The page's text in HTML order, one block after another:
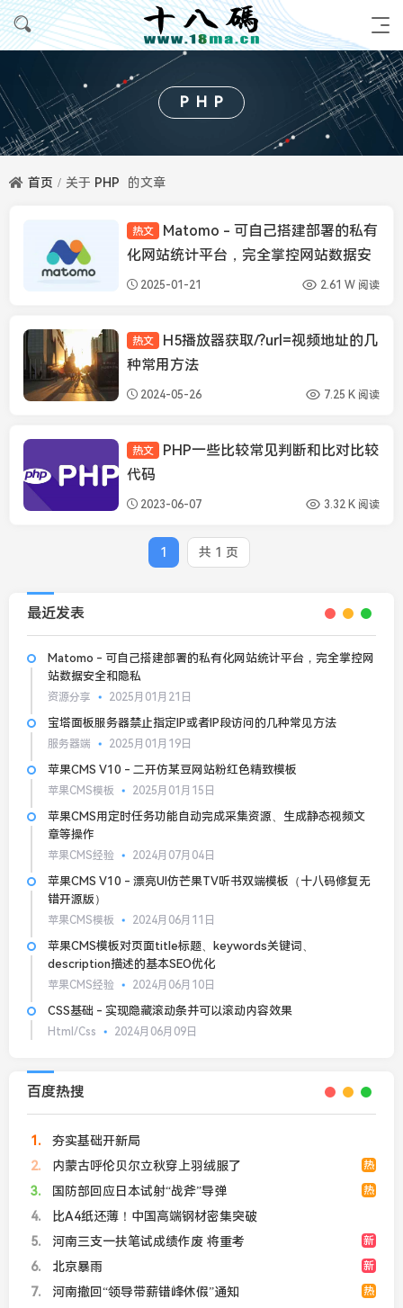
PHP
首页 关于 PHP 的文章
资源分享
热文
Matomo - 可自己搭建部署的私有
化网站统计平台，完全掌控网站数据安
全和隐私
2025-01-21 2.61 W 阅读
播放器知识
热文
H5播放器获取/?url=视频地址的几
种常用方法
2024-05-26 7.25 K 阅读
PHP知识
热文
PHP一些比较常见判断和比对比较
代码
2023-06-07 3.32 K 阅读
1 共 1 页
最近发表
Matomo - 可自己搭建部署的私有化网站统计平台，完全掌控网
站数据安全和隐私
资源分享 2025月01月21日
宝塔面板服务器禁止指定IP或者IP段访问的几种常见方法
服务器端 2025月01月19日
苹果CMS V10 - 二开仿某豆网站粉红色精致模板
苹果CMS模板 2025月01月15日
苹果CMS用定时任务功能自动完成采集资源、生成静态视频文
章等操作
苹果CMS经验 2024月07月04日
苹果CMS V10 - 漂亮UI仿芒果TV听书双端模板（十八码修复无
错开源版）
苹果CMS模板 2024月06月11日
苹果CMS模板对页面title标题、keywords关键词、
description描述的基本SEO优化
苹果CMS经验 2024月06月10日
CSS基础 - 实现隐藏滚动条并可以滚动内容效果
Html/Css 2024月06月09日
百度热搜
1
夯实基础开新局
2
热
内蒙古呼伦贝尔立秋穿上羽绒服了
3
热
国防部回应日本试射“战斧”导弹
4
比A4纸还薄！中国高端钢材密集突破
5
新
河南三支一扶笔试成绩作废 将重考
6
新
北京暴雨
7
热
河南撤回“领导带薪错峰休假”通知